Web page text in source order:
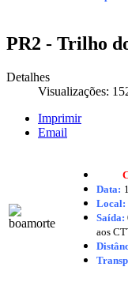
PR2 - Trilho
Detalhes
Visualizações:
Imprimir
Email
Data:
Local:
Saída:
aos